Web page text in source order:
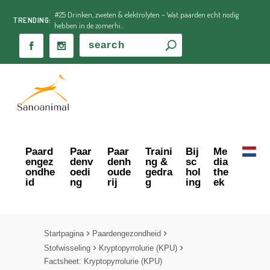
TRENDING:
#25 Drinken, zweten & elektrolyten – Wat paarden echt nodig
hebben in de zomerhi...
Paard
engez
ondhe
id
Paar
denv
oedi
ng
Paar
denh
oude
rij
Traini
ng &
gedra
g
Bij
sc
hol
ing
Me
dia
the
ek
Startpagina
Paardengezondheid
Stofwisseling
Kryptopyrrolurie (KPU)
Factsheet: Kryptopyrrolurie (KPU)